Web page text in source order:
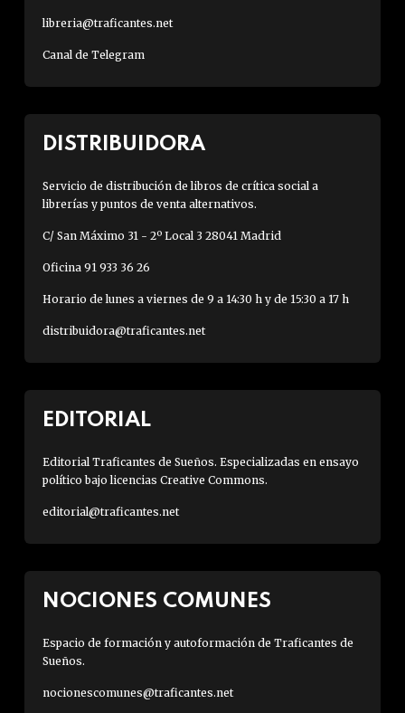
libreria@traficantes.net
Canal de Telegram
DISTRIBUIDORA
Servicio de distribución de libros de crítica social a
librerías y puntos de venta alternativos.
C/ San Máximo 31 - 2º Local 3 28041 Madrid
Oficina 91 933 36 26
Horario de lunes a viernes de 9 a 14:30 h y de 15:30 a 17 h
distribuidora@traficantes.net
EDITORIAL
Editorial Traficantes de Sueños. Especializadas en ensayo
político bajo licencias Creative Commons.
editorial@traficantes.net
NOCIONES COMUNES
Espacio de formación y autoformación de Traficantes de
Sueños.
nocionescomunes@traficantes.net